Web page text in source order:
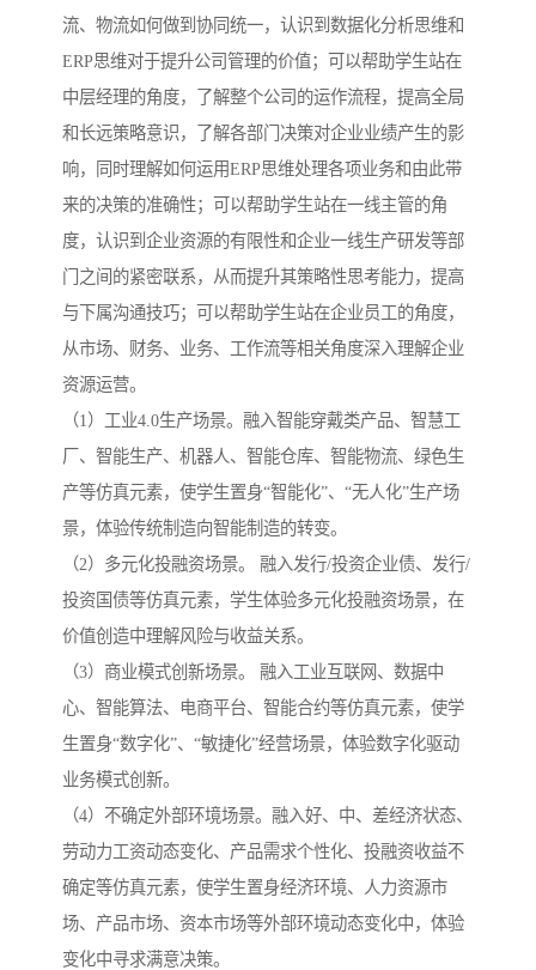
流、物流如何做到协同统一，认识到数据化分析思维和
ERP思维对于提升公司管理的价值；可以帮助学生站在
中层经理的角度，了解整个公司的运作流程，提高全局
和长远策略意识，了解各部门决策对企业业绩产生的影
响，同时理解如何运用ERP思维处理各项业务和由此带
来的决策的准确性；可以帮助学生站在一线主管的角
度，认识到企业资源的有限性和企业一线生产研发等部
门之间的紧密联系，从而提升其策略性思考能力，提高
与下属沟通技巧；可以帮助学生站在企业员工的角度，
从市场、财务、业务、工作流等相关角度深入理解企业
资源运营。
（1）工业4.0生产场景。融入智能穿戴类产品、智慧工
厂、智能生产、机器人、智能仓库、智能物流、绿色生
产等仿真元素，使学生置身“智能化”、“无人化”生产场
景，体验传统制造向智能制造的转变。
（2）多元化投融资场景。 融入发行/投资企业债、发行/
投资国债等仿真元素，学生体验多元化投融资场景，在
价值创造中理解风险与收益关系。
（3）商业模式创新场景。 融入工业互联网、数据中
心、智能算法、电商平台、智能合约等仿真元素，使学
生置身“数字化”、“敏捷化”经营场景，体验数字化驱动
业务模式创新。
（4）不确定外部环境场景。融入好、中、差经济状态、
劳动力工资动态变化、产品需求个性化、投融资收益不
确定等仿真元素，使学生置身经济环境、人力资源市
场、产品市场、资本市场等外部环境动态变化中，体验
变化中寻求满意决策。